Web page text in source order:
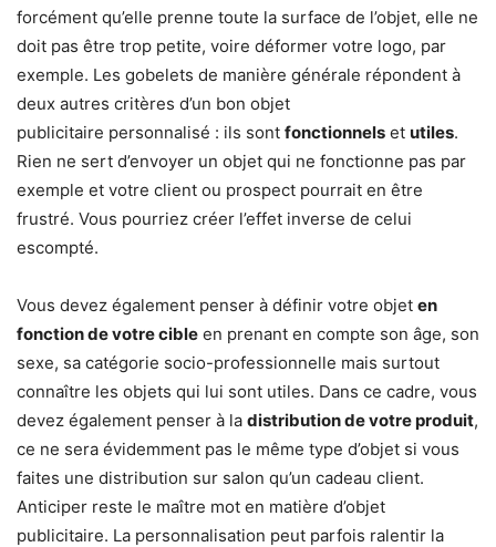
forcément qu’elle prenne toute la surface de l’objet, elle ne
doit pas être trop petite, voire déformer votre logo, par
exemple. Les gobelets de manière générale répondent à
deux autres critères d’un bon objet
publicitaire personnalisé : ils sont fonctionnels et utiles.
Rien ne sert d’envoyer un objet qui ne fonctionne pas par
exemple et votre client ou prospect pourrait en être
frustré. Vous pourriez créer l’effet inverse de celui
escompté.
Vous devez également penser à définir votre objet en
fonction de votre cible en prenant en compte son âge, son
sexe, sa catégorie socio-professionnelle mais surtout
connaître les objets qui lui sont utiles. Dans ce cadre, vous
devez également penser à la distribution de votre produit,
ce ne sera évidemment pas le même type d’objet si vous
faites une distribution sur salon qu’un cadeau client.
Anticiper reste le maître mot en matière d’objet
publicitaire. La personnalisation peut parfois ralentir la